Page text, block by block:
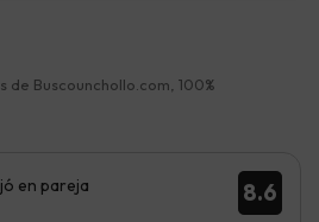
Buscounchollo.com, 100%
8.6
en pareja